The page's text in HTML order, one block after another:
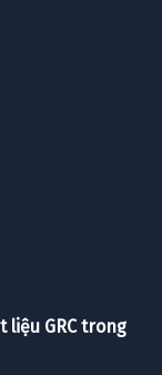
liệu GRC trong